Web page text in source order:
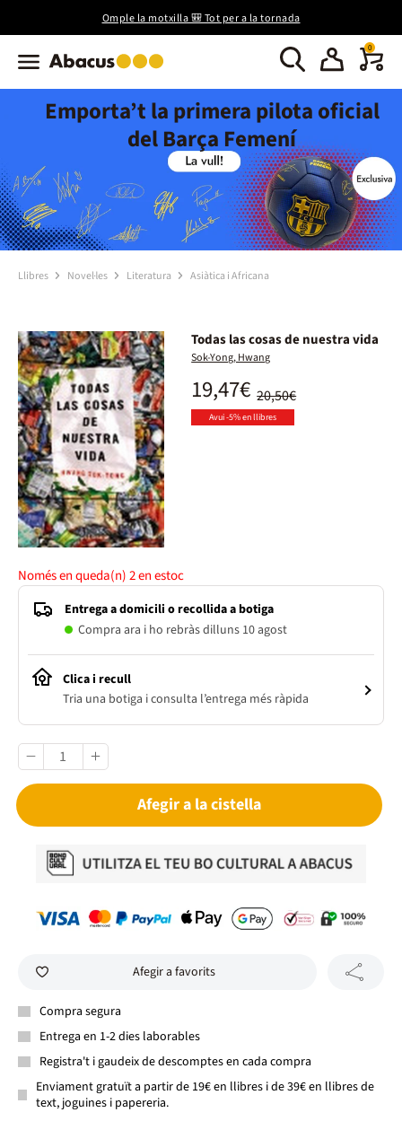
Omple la motxilla 🎒 Tot per a la tornada
0
Emporta’t la primera pilota oficial
del Barça Femení
Llibres Novel·les Literatura Asiàtica i Africana
Todas las cosas de nuestra vida
Sok-Yong, Hwang
20,50€
19,47€
Avui -5% en llibres
Només en queda(n)2en estoc
Entrega a domicili o recollida a botiga
Compra ara i ho rebràs dilluns 10 agost
Clica i recull
Tria una botiga i consulta l’entrega més ràpida
Afegir a la cistella
Afegir a favorits
Compra segura
Entrega en 1-2 dies laborables
Registra't i gaudeix de descomptes en cada compra
Enviament gratuït a partir de 19€ en llibres i de 39€ en llibres de
text, joguines i papereria.